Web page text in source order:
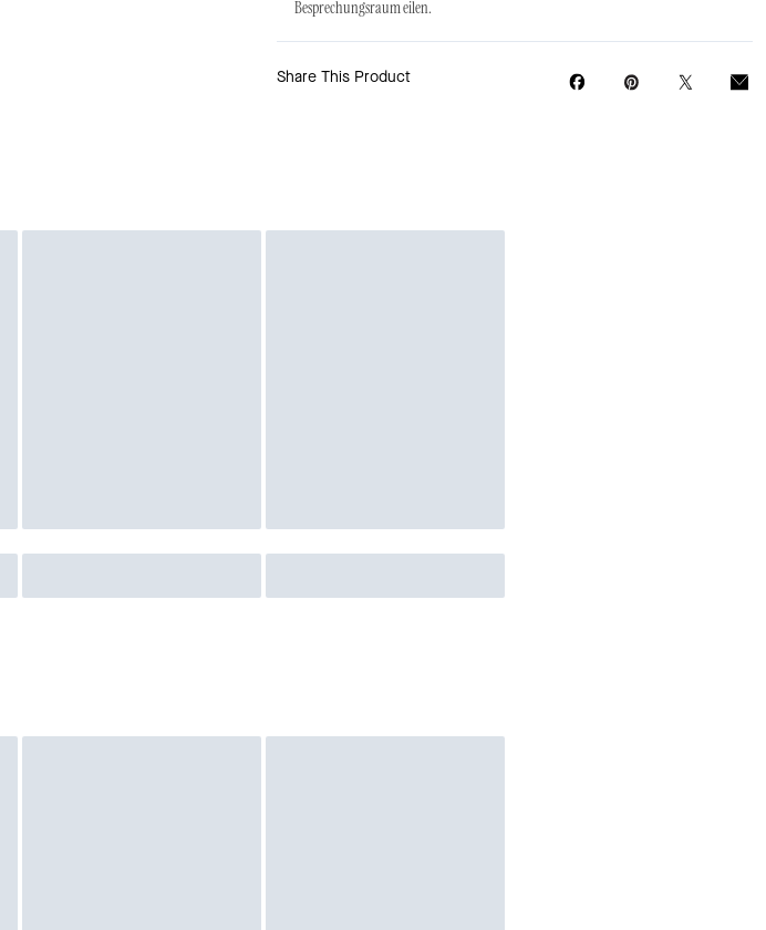
Besprechungsraum eilen.
Share This Product